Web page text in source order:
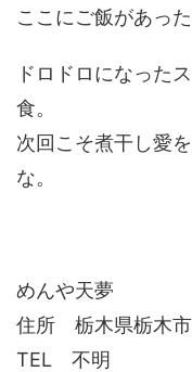
ここにご飯があっ
ドロドロになった
食。
次回こそ煮干し愛
な。
めんや天夢
住所 栃木県栃木市
TEL 不明